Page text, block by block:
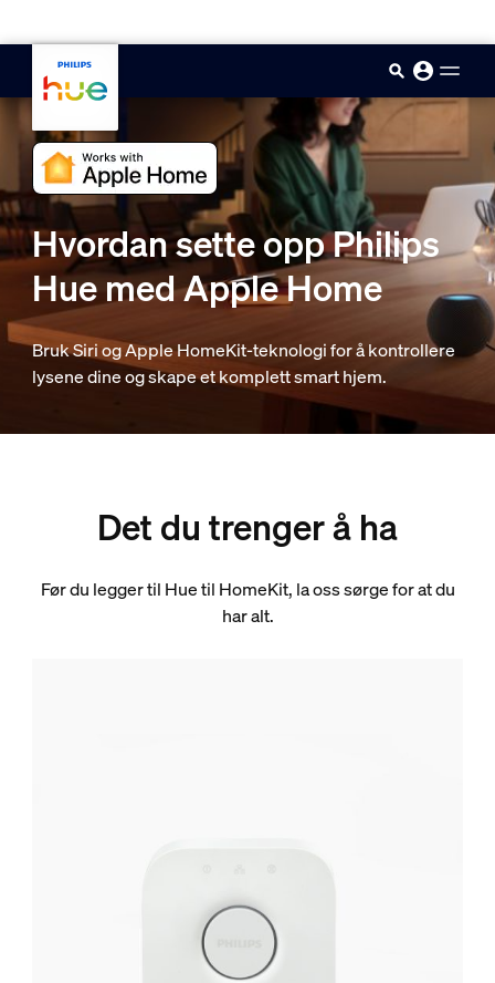
Hvordan sette opp Philips
Hue med Apple Home
Bruk Siri og Apple HomeKit-teknologi for å kontrollere
lysene dine og skape et komplett smart hjem.
Det du trenger å ha
Før du legger til Hue til HomeKit, la oss sørge for at du
har alt.